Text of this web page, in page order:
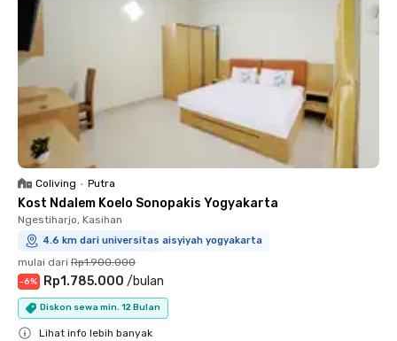
Coliving • Putra
Kost Ndalem Koelo Sonopakis Yogyakarta
Ngestiharjo, Kasihan
4.6 km dari universitas aisyiyah yogyakarta
mulai dari Rp1.900.000
-6% Rp1.785.000 /bulan
Diskon sewa min. 12 Bulan
Lihat info lebih banyak